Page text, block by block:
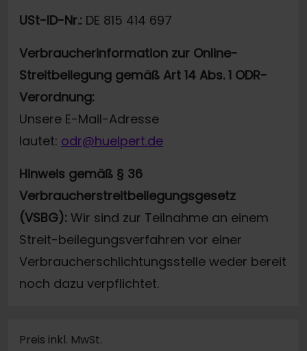
USt-ID-Nr.: DE 815 414 697
Verbraucherinformation zur Online-
Streitbeilegung gemäß Art 14 Abs. 1 ODR-
Verordnung:
Unsere E-Mail-Adresse
lautet: odr@huelpert.de
Hinweis gemäß § 36
Verbraucherstreitbeilegungsgesetz
(VSBG): Wir sind zur Teilnahme an einem
Streit-beilegungsverfahren vor einer
Verbraucherschlichtungsstelle weder bereit
noch dazu verpflichtet.
Preis inkl. MwSt.